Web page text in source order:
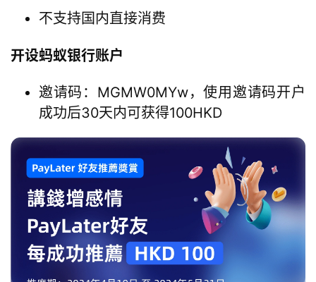
不支持国内直接消费
开设蚂蚁银行账户
邀请码：MGMW0MYw，使用邀请码开户
成功后30天内可获得100HKD